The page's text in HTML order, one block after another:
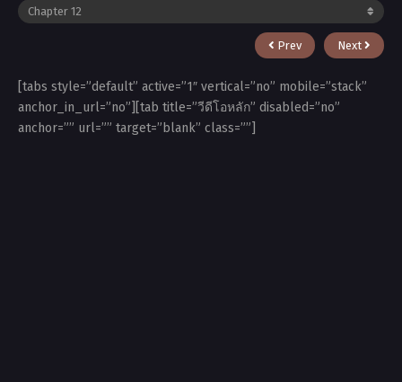
Prev Next
[tabs style=”default” active=”1″ vertical=”no” mobile=”stack”
anchor_in_url=”no”][tab title=”วีดีโอหลัก” disabled=”no”
anchor=”” url=”” target=”blank” class=””]